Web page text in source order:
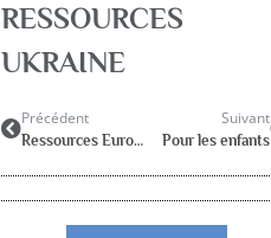
RESSOURCES
UKRAINE
Précédent
Ressources Européennes
Suivant
Pour les enfants